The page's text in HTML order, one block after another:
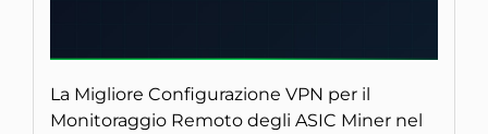
La Migliore Configurazione VPN per il
Monitoraggio Remoto degli ASIC Miner nel